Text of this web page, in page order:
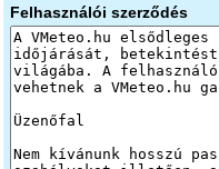
Felhasználói szerződés